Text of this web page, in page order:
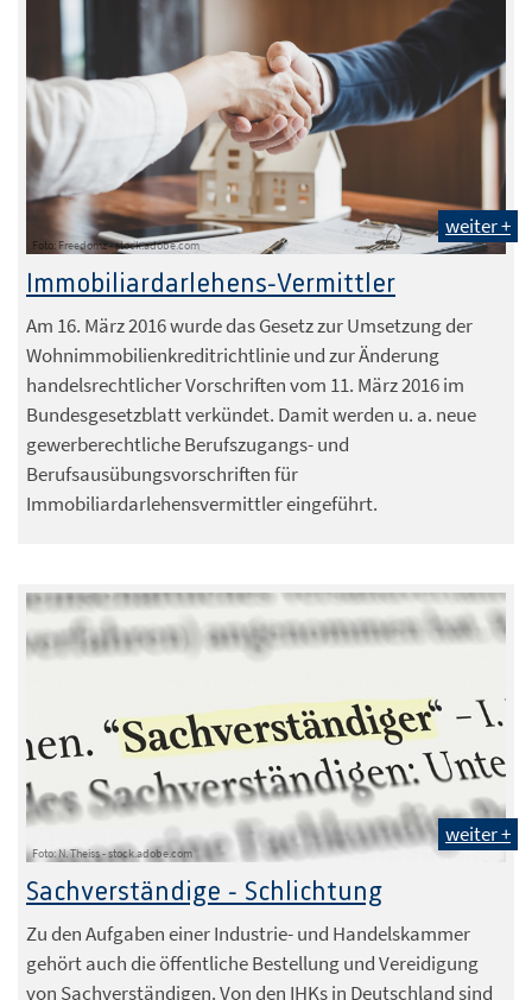
Foto: Freedomz - stock.adobe.com
weiter +
Immobiliardarlehens-Vermittler
Am 16. März 2016 wurde das Gesetz zur Umsetzung der
Wohnimmobilienkreditrichtlinie und zur Änderung
handelsrechtlicher Vorschriften vom 11. März 2016 im
Bundesgesetzblatt verkündet. Damit werden u. a. neue
gewerberechtliche Berufszugangs- und
Berufsausübungsvorschriften für
Immobiliardarlehensvermittler eingeführt.
Foto: N. Theiss - stock.adobe.com
weiter +
Sachverständige - Schlichtung
Zu den Aufgaben einer Industrie- und Handelskammer
gehört auch die öffentliche Bestellung und Vereidigung
von Sachverständigen. Von den IHKs in Deutschland sind